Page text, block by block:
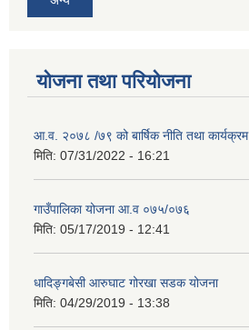
योजना तथा परियोजना
आ.व. २०७८ /७९ को बार्षिक नीति तथा कार्यक्रम
मिति: 07/31/2022 - 16:21
गाउँपालिका योजना आ.व ०७५/०७६
मिति: 05/17/2019 - 12:41
धादिङ्गबेसी आरुघाट गोरखा सडक योजना
मिति: 04/29/2019 - 13:38